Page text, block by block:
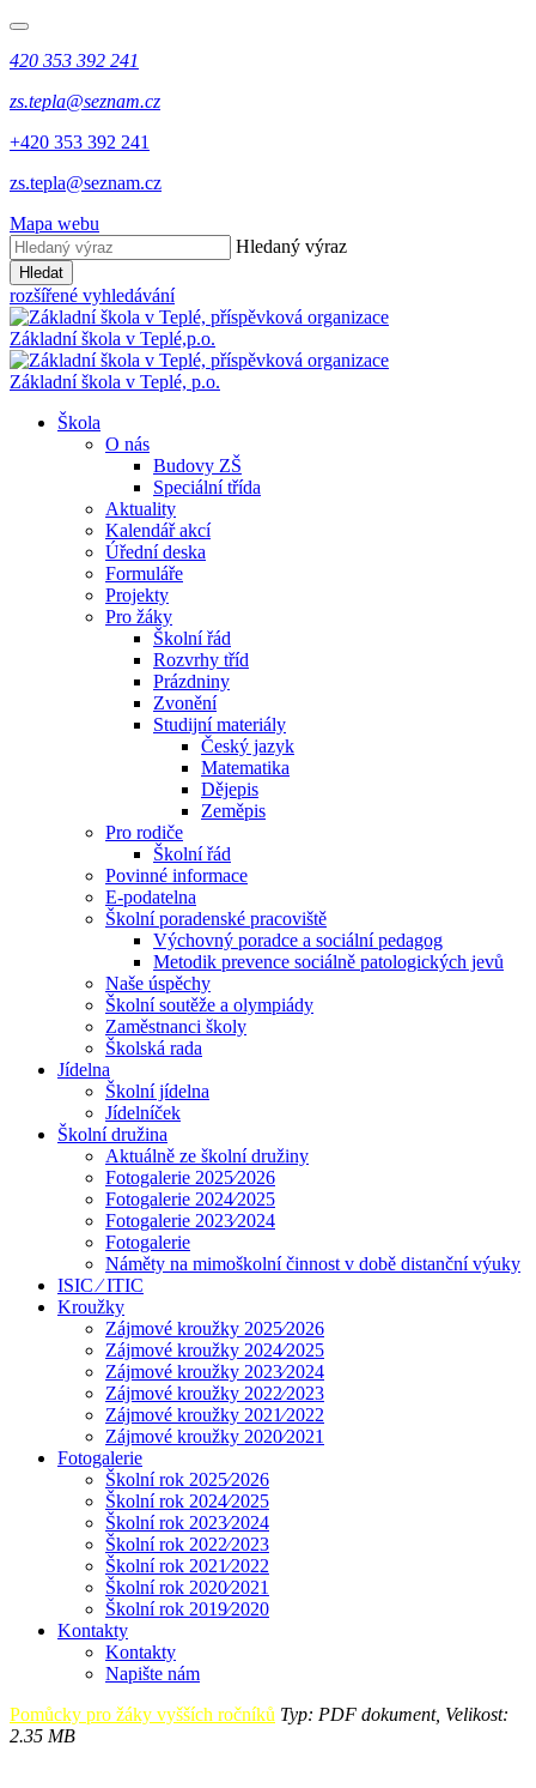
420 353 392 241
zs.tepla@seznam.cz
+420 353 392 241
zs.tepla@seznam.cz
Mapa webu
Hledaný výraz
Hledat
rozšířené vyhledávání
Základní škola v Teplé,p.o.
Základní škola v Teplé, p.o.
Škola
O nás
Budovy ZŠ
Speciální třída
Aktuality
Kalendář akcí
Úřední deska
Formuláře
Projekty
Pro žáky
Školní řád
Rozvrhy tříd
Prázdniny
Zvonění
Studijní materiály
Český jazyk
Matematika
Dějepis
Zeměpis
Pro rodiče
Školní řád
Povinné informace
E-podatelna
Školní poradenské pracoviště
Výchovný poradce a sociální pedagog
Metodik prevence sociálně patologických jevů
Naše úspěchy
Školní soutěže a olympiády
Zaměstnanci školy
Školská rada
Jídelna
Školní jídelna
Jídelníček
Školní družina
Aktuálně ze školní družiny
Fotogalerie 2025⁄2026
Fotogalerie 2024⁄2025
Fotogalerie 2023⁄2024
Fotogalerie
Náměty na mimoškolní činnost v době distanční výuky
ISIC ⁄ ITIC
Kroužky
Zájmové kroužky 2025⁄2026
Zájmové kroužky 2024⁄2025
Zájmové kroužky 2023⁄2024
Zájmové kroužky 2022⁄2023
Zájmové kroužky 2021⁄2022
Zájmové kroužky 2020⁄2021
Fotogalerie
Školní rok 2025⁄2026
Školní rok 2024⁄2025
Školní rok 2023⁄2024
Školní rok 2022⁄2023
Školní rok 2021⁄2022
Školní rok 2020⁄2021
Školní rok 2019⁄2020
Kontakty
Kontakty
Napište nám
Pomůcky pro žáky vyšších ročníků Typ: PDF dokument, Velikost:
2.35 MB